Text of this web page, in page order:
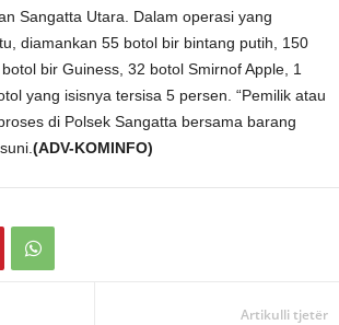
Sangatta Utara. Dalam operasi yang
diamankan 55 botol bir bintang putih, 150
bir Guiness, 32 botol Smirnof Apple, 1
yang isisnya tersisa 5 persen. “Pemilik atau
di Polsek Sangatta bersama barang
(ADV-KOMINFO)
Artikulli tjetër